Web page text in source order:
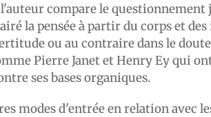
compare le
la pensée à partir du corps et
ou au contraire dans le
Pierre Janet et Henry Ey qui
ses bases organiques.
modes d'entrée en relation avec